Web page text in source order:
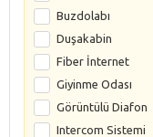
Buzdolabı
Duşakabin
Fiber İnternet
Giyinme Odası
Görüntülü Diafon
Intercom Sistemi